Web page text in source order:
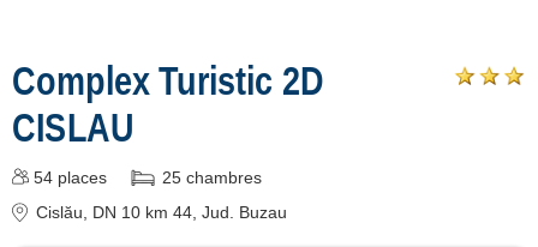
Complex Turistic 2D
CISLAU
54 places 25 chambres
Cislău , DN 10 km 44 , Jud. Buzau
[1 offers à 55.6 km]
Înscrie o unitate
de cazare
despre C A R T A ®